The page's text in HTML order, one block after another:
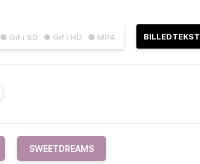
● Gif i SD ● Gif i HD ● MP4 BILLEDTEKST
SWEETDREAMS